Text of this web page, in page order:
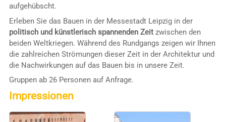
aufgehübscht.
Erleben Sie das Bauen in der Messestadt Leipzig in der
politisch und künstlerisch spannenden Zeitzwischen den
beiden Weltkriegen. Während des Rundgangs zeigen wir Ihnen
die zahlreichen Strömungen dieser Zeit in der Architektur und
die Nachwirkungen auf das Bauen bis in unsere Zeit.
Gruppen ab 26 Personen auf Anfrage.
Impressionen